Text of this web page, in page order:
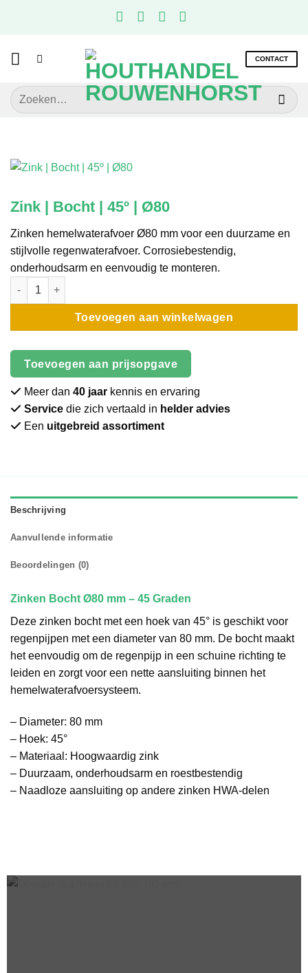
CONTACT
Zoeken
naar:
Zink | Bocht | 45º | Ø80
Zinken hemelwaterafvoer Ø80 mm voor een duurzame en
stijlvolle regenwaterafvoer. Corrosiebestendig,
onderhoudsarm en eenvoudig te monteren.
Zink | Bocht | 45º | Ø80 aantal
Toevoegen aan winkelwagen
Toevoegen aan prijsopgave
Meer dan 40 jaar kennis en ervaring
Service die zich vertaald in helder advies
Een uitgebreid assortiment
Beschrijving
Aanvullende informatie
Beoordelingen (0)
Zinken Bocht Ø80 mm – 45 Graden
Deze zinken bocht met een hoek van 45° is geschikt voor
regenpijpen met een diameter van 80 mm. De bocht maakt
het eenvoudig om de regenpijp in een schuine richting te
leiden en zorgt voor een nette aansluiting binnen het
hemelwaterafvoersysteem.
– Diameter: 80 mm
– Hoek: 45°
– Materiaal: Hoogwaardig zink
– Duurzaam, onderhoudsarm en roestbestendig
– Naadloze aansluiting op andere zinken HWA-delen